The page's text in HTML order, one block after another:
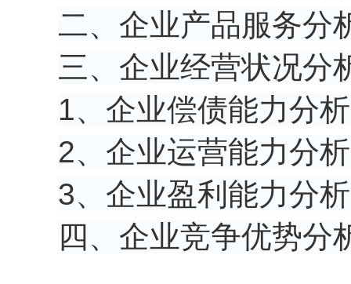
二、企业产品服务分
三、企业经营状况分
1、企业偿债能力分析
2、企业运营能力分析
3、企业盈利能力分析
四、企业竞争优势分